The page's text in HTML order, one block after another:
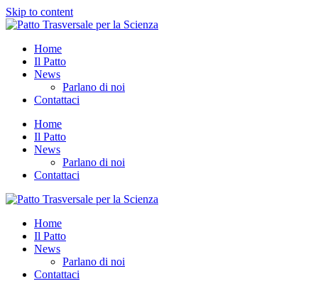
Skip to content
Home
Il Patto
News
Parlano di noi
Contattaci
Home
Il Patto
News
Parlano di noi
Contattaci
Home
Il Patto
News
Parlano di noi
Contattaci